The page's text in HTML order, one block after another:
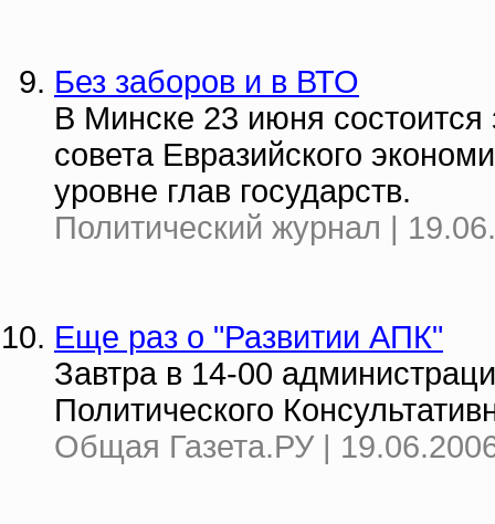
Без заборов и в ВТО
В Минске 23 июня состоится
совета Евразийского
уровне глав государств.
Политический журнал |
Еще раз о "Развитии АПК"
Завтра в 14-00
Политического
Общая Газета.РУ |